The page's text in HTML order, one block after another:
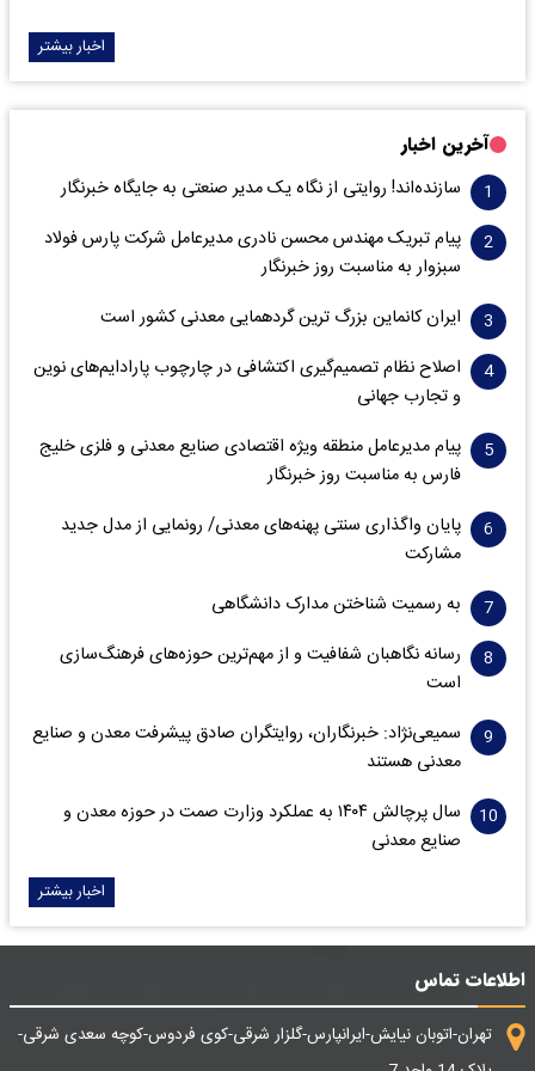
اخبار بیشتر
آخرین اخبار
سازنده‌اند! روایتی از نگاه یک مدیر صنعتی به جایگاه خبرنگار
پیام تبریک مهندس محسن نادری مدیرعامل شرکت پارس فولاد
سبزوار به مناسبت روز خبرنگار
ایران کانماین بزرگ ترین گردهمایی معدنی کشور است
اصلاح نظام تصمیم‌گیری اکتشافی در چارچوب پارادایم‌های نوین
و تجارب جهانی
پیام مدیرعامل منطقه ویژه اقتصادی صنایع معدنی و فلزی خلیج
فارس به مناسبت روز خبرنگار‌
پایان واگذاری‌ سنتی پهنه‌های معدنی/ رونمایی از مدل جدید
مشارکت
به رسمیت شناختن مدارک دانشگاهی
رسانه نگاهبان شفافیت و از مهم‌ترین حوزه‌های فرهنگ‌سازی
است
سمیعی‌نژاد: خبرنگاران، روایتگران صادق پیشرفت معدن و صنایع
معدنی هستند
سال پرچالش ۱۴۰۴ به عملکرد وزارت صمت در حوزه معدن و
صنایع معدنی
اخبار بیشتر
اطلاعات تماس
تهران-اتوبان نیایش-ایرانپارس-گلزار شرقی-کوی فردوس-کوچه سعدی شرقی-